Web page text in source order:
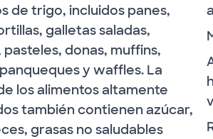
de trigo, incluidos panes,
galletas saladas,
donas, muffins,
y waffles. La
los alimentos altamente
también contienen azúcar,
grasas no saludables